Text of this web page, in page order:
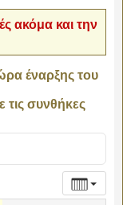
ακόμα και την
έναρξης του
τις συνθήκες